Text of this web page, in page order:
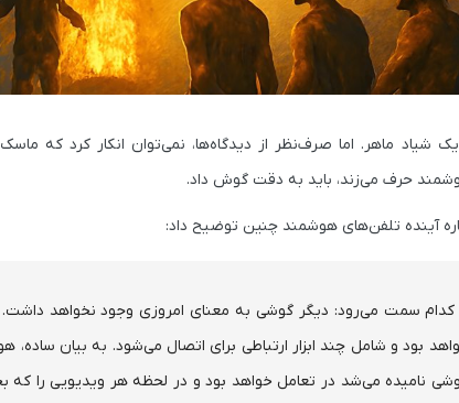
شیاد ماهر. اما صرف‌نظر از دیدگاه‌ها، نمی‌توان انکار کرد که
حرف می‌زند، باید به دقت گوش داد.
آینده تلفن‌های هوشمند چنین توضیح داد:
کدام سمت می‌رود: دیگر گوشی به معنای امروزی وجود نخواهد
بود و شامل چند ابزار ارتباطی برای اتصال می‌شود. به بیان
می‌شد در تعامل خواهد بود و در لحظه هر ویدیویی را که